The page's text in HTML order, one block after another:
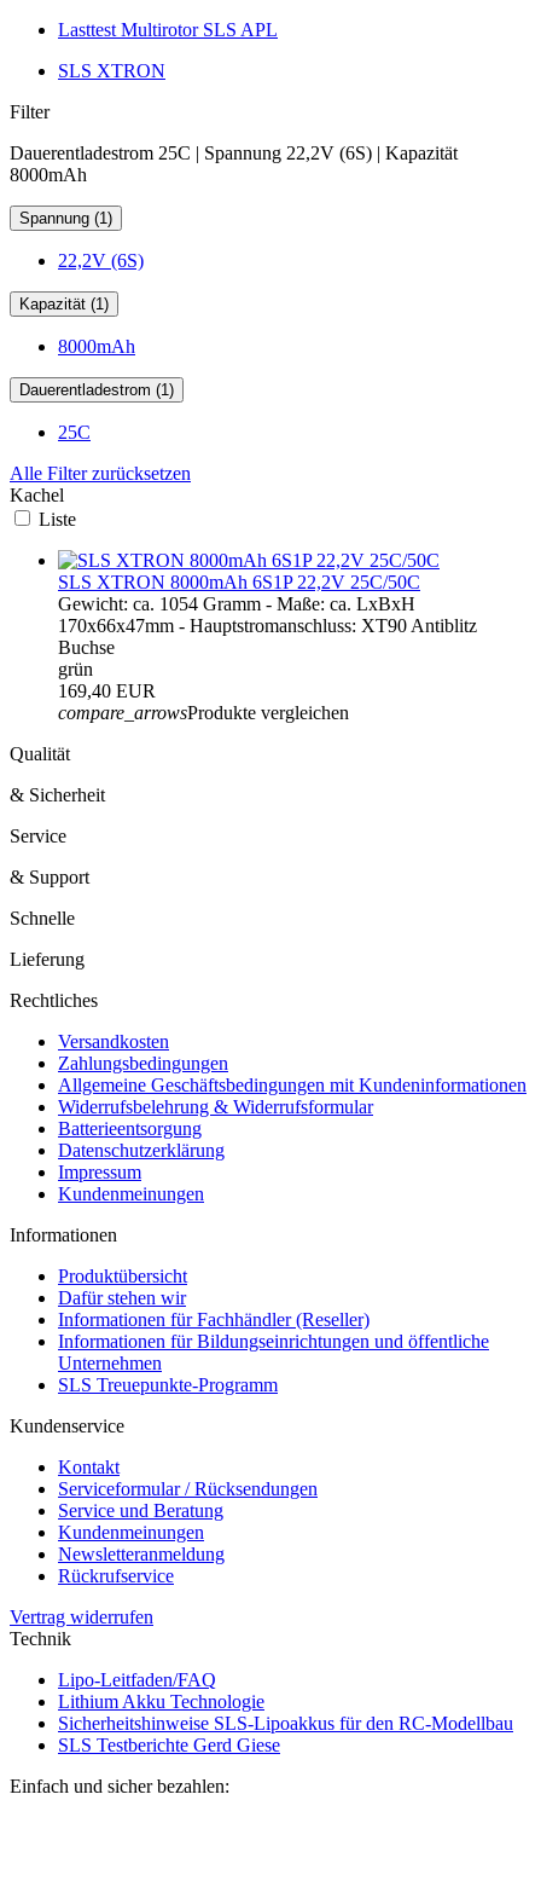
Lasttest Multirotor SLS APL
SLS XTRON
Filter
Dauerentladestrom 25C | Spannung 22,2V (6S) | Kapazität
8000mAh
Spannung (1)
22,2V (6S)
Kapazität (1)
8000mAh
Dauerentladestrom (1)
25C
Alle Filter zurücksetzen
Kachel
Liste
SLS XTRON 8000mAh 6S1P 22,2V 25C/50C
Gewicht: ca. 1054 Gramm - Maße: ca. LxBxH
170x66x47mm - Hauptstromanschluss: XT90 Antiblitz
Buchse
grün
169,40 EUR
compare_arrowsProdukte vergleichen
Qualität
& Sicherheit
Service
& Support
Schnelle
Lieferung
Rechtliches
Versandkosten
Zahlungsbedingungen
Allgemeine Geschäftsbedingungen mit Kundeninformationen
Widerrufsbelehrung & Widerrufsformular
Batterieentsorgung
Datenschutzerklärung
Impressum
Kundenmeinungen
Informationen
Produktübersicht
Dafür stehen wir
Informationen für Fachhändler (Reseller)
Informationen für Bildungseinrichtungen und öffentliche
Unternehmen
SLS Treuepunkte-Programm
Kundenservice
Kontakt
Serviceformular / Rücksendungen
Service und Beratung
Kundenmeinungen
Newsletteranmeldung
Rückrufservice
Vertrag widerrufen
Technik
Lipo-Leitfaden/FAQ
Lithium Akku Technologie
Sicherheitshinweise SLS-Lipoakkus für den RC-Modellbau
SLS Testberichte Gerd Giese
Einfach und sicher bezahlen: